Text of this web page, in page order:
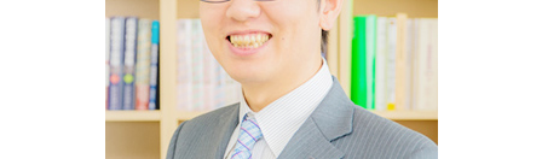
企業法務とは
契約法務
企業法務とは 弁護士
顧問弁護士 費用
成田市 離婚 弁護士
香取市 不動産 弁護士
成田市 相続 弁護士
成田市 債務整理 弁護士